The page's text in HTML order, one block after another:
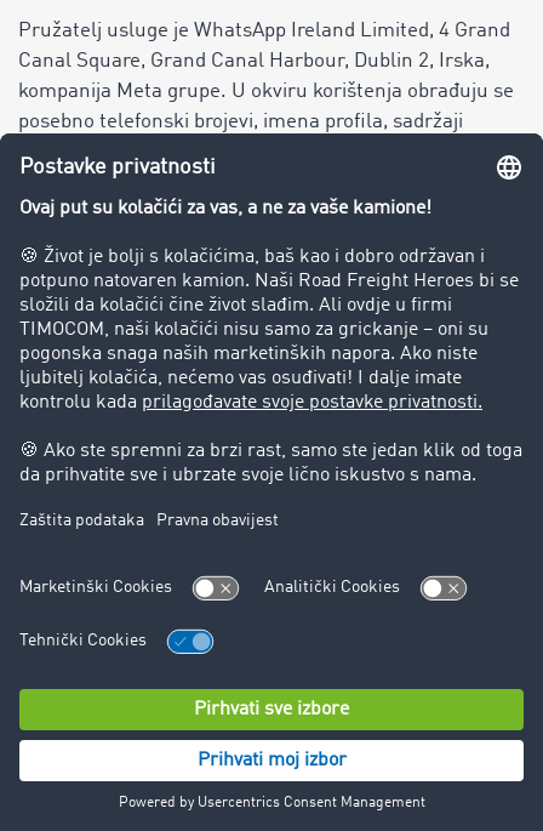
Pružatelj usluge je WhatsApp Ireland Limited, 4 Grand
Canal Square, Grand Canal Harbour, Dublin 2, Irska,
kompanija Meta grupe. U okviru korištenja obrađuju se
posebno telefonski brojevi, imena profila, sadržaji
komunikacije kao i metapodaci.
Obrada se vrši na osnovu čl. 6 st. 1 tač. b GDPR-a ili na
Korištenje WhatsApp-a je dobrovoljno. Alternativno
možete u svakom trenutku koristiti druge načine
komunikacije.
Brisanje podataka obrađenih u okviru komunikacije vrši
se u skladu s odredbama za kontaktiranje putem e-
Ne može se isključiti da se lični podaci prenose u treće
zemlje, posebno u SAD. Dodatne informacije o obradi
https://www.whatsapp.com/legal/privacy-policy-eea
15. Mrežna analitika